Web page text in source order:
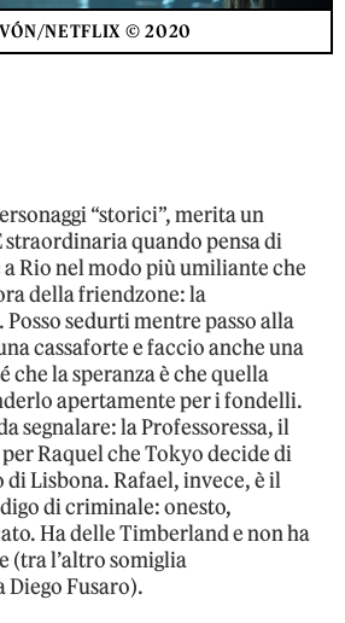
NETFLIX © 2020
“storici”, merita un
straordinaria quando pensa di
Rio nel modo più umiliante che
della friendzone: la
sedurti mentre passo alla
cassaforte e faccio anche una
che la speranza è che quella
apertamente per i fondelli.
segnalare: la Professoressa, il
Raquel che Tokyo decide di
Lisbona. Rafael, invece, è il
di criminale: onesto,
Ha delle Timberland e non ha
(tra l’altro somiglia
Fusaro).